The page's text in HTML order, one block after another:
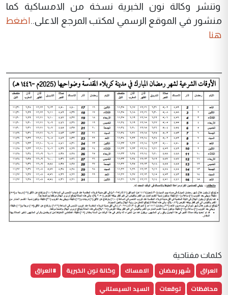
وتنشر وكالة نون الخبرية نسخة من الامساكية كما
منشور في الموقع الرسمي لمكتب المرجع الاعلى..اضغط
هنا
كلمات مفتاحية
العراق شهر رمضان الامساك وكالة نون الخبرية
#العراق
محافظات
توقعات السيد السيستاني